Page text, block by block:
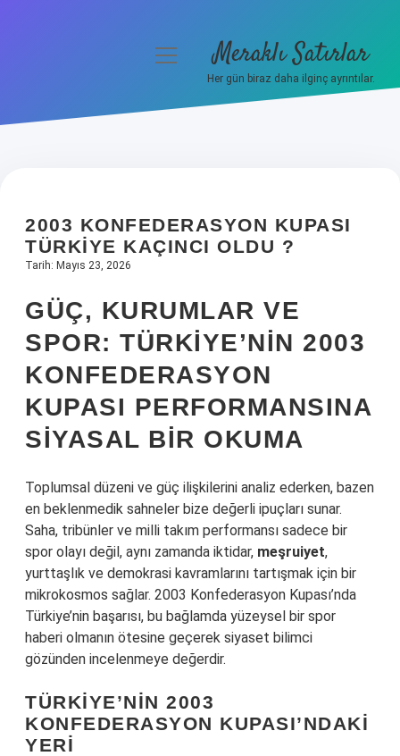
Hakkımızda
menüyü
Meraklı Satırlar
Her gün biraz daha ilginç ayrıntılar.
2003 KONFEDERASYON KUPASI
TÜRKIYE KAÇINCI OLDU ?
Tarih: Mayıs 23, 2026
GÜÇ, KURUMLAR VE
SPOR: TÜRKIYE’NIN 2003
KONFEDERASYON
KUPASI PERFORMANSINA
SIYASAL BIR OKUMA
Toplumsal düzeni ve güç ilişkilerini analiz ederken, bazen
en beklenmedik sahneler bize değerli ipuçları sunar.
Saha, tribünler ve milli takım performansı sadece bir
spor olayı değil, aynı zamanda iktidar, meşruiyet,
yurttaşlık ve demokrasi kavramlarını tartışmak için bir
mikrokosmos sağlar. 2003 Konfederasyon Kupası’nda
Türkiye’nin başarısı, bu bağlamda yüzeysel bir spor
haberi olmanın ötesine geçerek siyaset bilimci
gözünden incelenmeye değerdir.
TÜRKIYE’NIN 2003
KONFEDERASYON KUPASI’NDAKI
YERI